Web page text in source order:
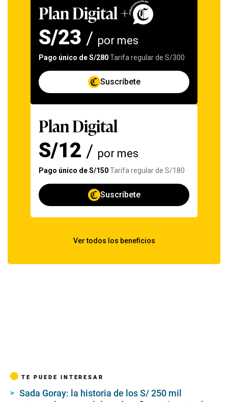
TE PUEDE INTERESAR
Sada Goray: la historia de los S/ 250 mil